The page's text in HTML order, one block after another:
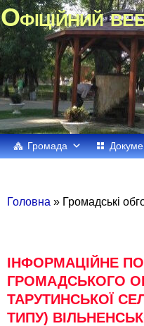
Офіційний
Громада
Головна » Громадські
ІНФОРМАЦІЙНЕ
ГРОМАДСЬКОГО
ТАРУТИНСЬКОЇ
ТИПУ)